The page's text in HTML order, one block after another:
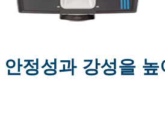
안정성과 강성을 높